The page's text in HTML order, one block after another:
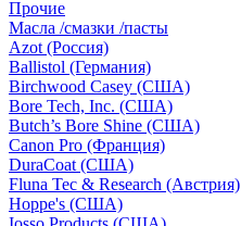
Прочие
Масла /смазки /пасты
Azot (Россия)
Ballistol (Германия)
Birchwood Casey (США)
Bore Tech, Inc. (США)
Butch’s Bore Shine (СШA)
Canon Pro (Франция)
DuraCoat (США)
Fluna Tec & Research (Австрия)
Hoppe's (США)